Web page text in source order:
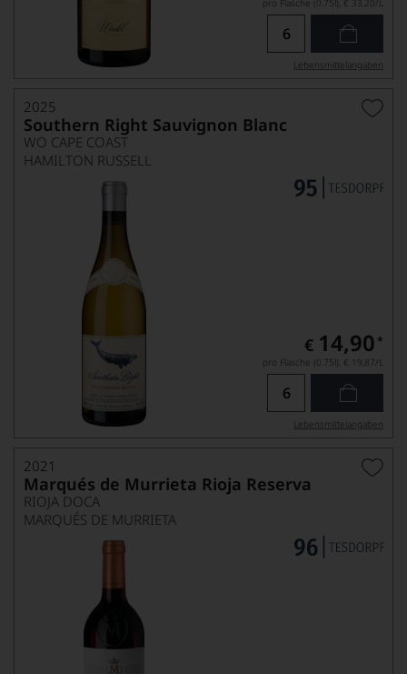
pro Flasche (0.75l), € 33,20/L
Lebensmittel­angaben
2025
Southern Right Sauvignon Blanc
WO CAPE COAST
HAMILTON RUSSELL
€ 14,90 *
pro Flasche (0.75l), € 19,87/L
Lebensmittel­angaben
2021
Marqués de Murrieta Rioja Reserva
RIOJA DOCA
MARQUÉS DE MURRIETA